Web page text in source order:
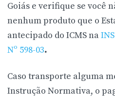
Goiás e verifique se você
nenhum produto que o
antecipado do ICMS na
Nº 598-03.
Caso transporte alguma
Instrução Normativa, o